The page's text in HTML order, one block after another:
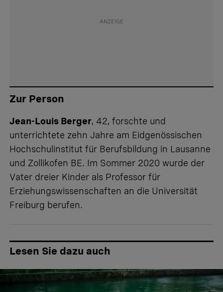
Zur Person
Jean-Louis Berger, 42, forschte und
unterrichtete zehn Jahre am Eidgenössischen
Hochschulinstitut für Berufsbildung in Lausanne
und Zollikofen BE. Im Sommer 2020 wurde der
Vater dreier Kinder als Professor für
Erziehungswissenschaften an die Universität
Freiburg berufen.
Lesen Sie dazu auch